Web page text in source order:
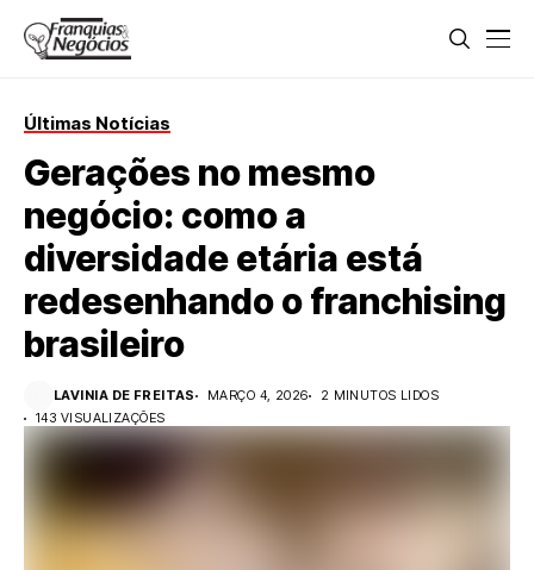
Últimas Notícias
Gerações no mesmo
negócio: como a
diversidade etária está
redesenhando o franchising
brasileiro
LAVINIA DE FREITAS MARÇO 4, 2026
2 MINUTOS LIDOS
143 VISUALIZAÇÕES